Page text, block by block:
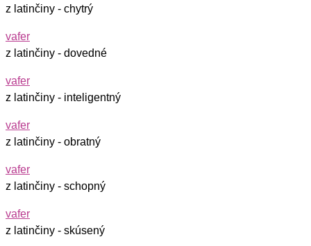
z latinčiny - chytrý
vafer
z latinčiny - dovedné
vafer
z latinčiny - inteligentný
vafer
z latinčiny - obratný
vafer
z latinčiny - schopný
vafer
z latinčiny - skúsený